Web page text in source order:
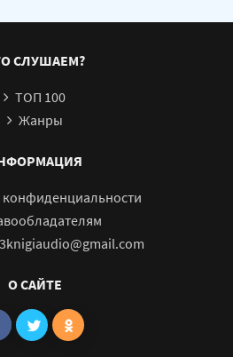
СЛУШАЕМ?
ТОП 100
Жанры
О САЙТЕ